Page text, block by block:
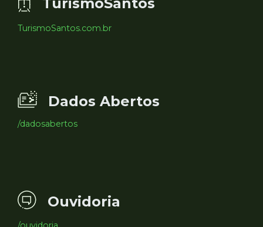
TurismoSantos.com.br
Dados Abertos
/dadosabertos
Ouvidoria